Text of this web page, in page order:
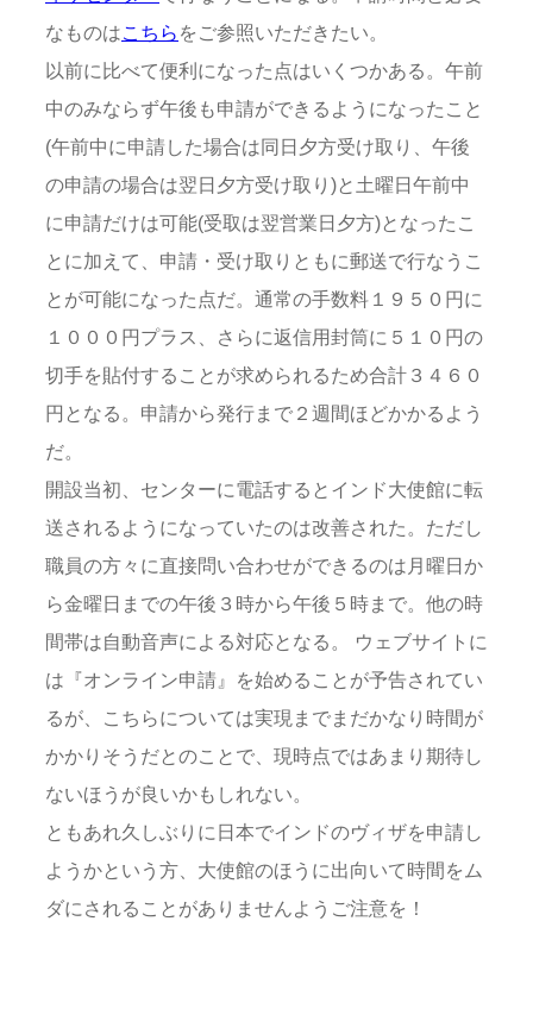
なものはこちら をご参照いただきたい。
以前に比べて便利になった点はいくつかある。午前
中のみならず午後も申請ができるようになったこと
(午前中に申請した場合は同日夕方受け取り、午後
の申請の場合は翌日夕方受け取り)と土曜日午前中
に申請だけは可能(受取は翌営業日夕方)となったこ
とに加えて、申請・受け取りともに郵送で行なうこ
とが可能になった点だ。通常の手数料１９５０円に
１０００円プラス、さらに返信用封筒に５１０円の
切手を貼付することが求められるため合計３４６０
円となる。申請から発行まで２週間ほどかかるよう
だ。
開設当初、センターに電話するとインド大使館に転
送されるようになっていたのは改善された。ただし
職員の方々に直接問い合わせができるのは月曜日か
ら金曜日までの午後３時から午後５時まで。他の時
間帯は自動音声による対応となる。 ウェブサイトに
は『オンライン申請』を始めることが予告されてい
るが、こちらについては実現までまだかなり時間が
かかりそうだとのことで、現時点ではあまり期待し
ないほうが良いかもしれない。
ともあれ久しぶりに日本でインドのヴィザを申請し
ようかという方、大使館のほうに出向いて時間をム
ダにされることがありませんようご注意を！